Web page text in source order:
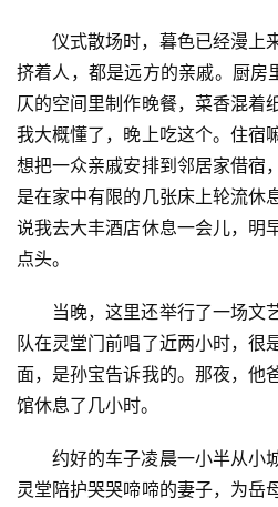
仪式散场时，暮色已经漫上
挤着人，都是远方的亲戚。厨房
仄的空间里制作晚餐，菜香混着
我大概懂了，晚上吃这个。住宿
想把一众亲戚安排到邻居家借宿
是在家中有限的几张床上轮流休
说我去大丰酒店休息一会儿，明
点头。
当晚，这里还举行了一场文
队在灵堂门前唱了近两小时，很
面，是孙宝告诉我的。那夜，他
馆休息了几小时。
约好的车子凌晨一小半从小
灵堂陪护哭哭啼啼的妻子，为岳